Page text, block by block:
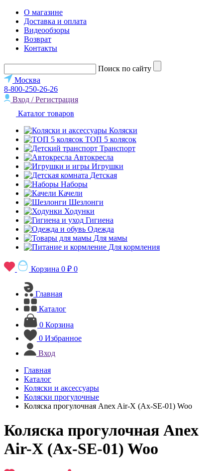
О магазине
Доставка и оплата
Видеообзоры
Возврат
Контакты
Поиск по сайту
Москва
8-800-250-26-26
Вход / Регистрация
Каталог товаров
Коляски
ТОП 5 колясок
Транспорт
Автокресла
Игрушки
Детская
Наборы
Качели
Шезлонги
Ходунки
Гигиена
Одежда
Для мамы
Для кормления
Корзина 0 ₽ 0
Главная
Каталог
0 Корзина
0 Избранное
Вход
Главная
Каталог
Коляски и аксессуары
Коляски прогулочные
Коляска прогулочная Anex Air-X (Ax-SE-01) Woo
Коляска прогулочная Anex
Air-X (Ax-SE-01) Woo